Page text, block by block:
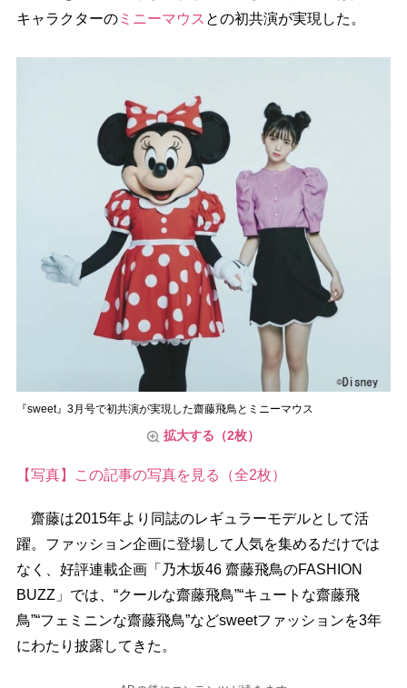
キャラクターのミニーマウス との初共演が実現した。
『sweet』3月号で初共演が実現した齋藤飛鳥とミニーマウス
拡大する（2枚）
【写真】この記事の写真を見る（全2枚）
齋藤は2015年より同誌のレギュラーモデルとして活
躍。ファッション企画に登場して人気を集めるだけでは
なく、好評連載企画「乃木坂46 齋藤飛鳥のFASHION
BUZZ」では、“クールな齋藤飛鳥”“キュートな齋藤飛
鳥”“フェミニンな齋藤飛鳥”などsweetファッションを3年
にわたり披露してきた。